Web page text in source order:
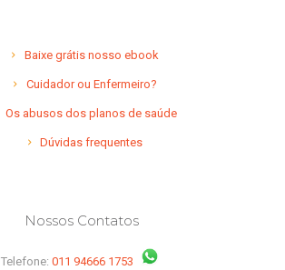
Baixe grátis nosso ebook
Cuidador ou Enfermeiro?
Os abusos dos planos de saúde
Dúvidas frequentes
Nossos Contatos
Telefone: 011 94666 1753